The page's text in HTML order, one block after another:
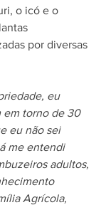
o icó e o
por diversas
eu
em torno de 30
eu não sei
me entendi
adultos,
Agrícola,